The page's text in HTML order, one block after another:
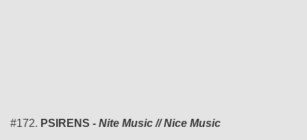
#172. PSIRENS - Nite Music // Nice Music